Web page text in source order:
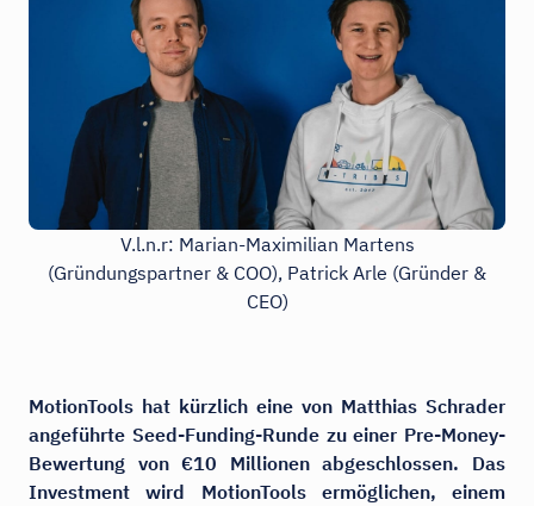
V.l.n.r: Marian-Maximilian Martens
(Gründungspartner & COO), Patrick Arle (Gründer &
CEO)
MotionTools hat kürzlich eine von Matthias Schrader
angeführte Seed-Funding-Runde zu einer Pre-Money-
Bewertung von €10 Millionen abgeschlossen. Das
Investment wird MotionTools ermöglichen, einem